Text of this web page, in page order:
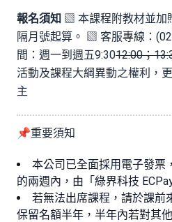
報名須知 ▧ 本課程附教材並加
隔月號起算。 ▧ 客服專線：
間：週一到週五9:3012:00；
活動及課程大綱異動之權利，
主
📌重要須知
本公司已全面採用電子發票
的兩週內，由「綠界科技
若無法出席課程，請於課前
保留名額半年，半年內若對其